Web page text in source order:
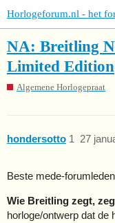
Horlogeforum.nl - het
NA: Breitling
Limited Edition
Algemene Horlogepraat
hondersotto 27
1
Beste mede-
Wie Breitling zegt,
horloge/ontwerp dat de